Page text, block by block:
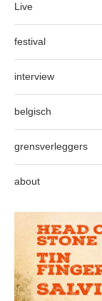
Live
festival
interview
belgisch
grensverleggers
about